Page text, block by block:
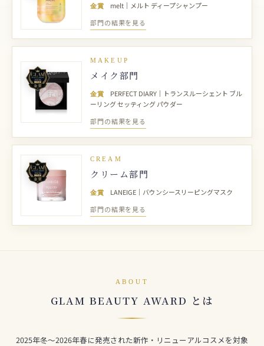
金賞 melt｜メルト ディープシャンプー
部門の結果を見る
MAKEUP
メイク部門
金賞 PERFECT DIARY｜トランスルーシェント ブル
ーリング セッティング パウダー
部門の結果を見る
CREAM
クリーム部門
金賞 LANEIGE｜バウンシースリーピングマスク
部門の結果を見る
ABOUT
GLAM BEAUTY AWARD とは
2025年冬〜2026年春に発売された新作・リニューアルコスメを対象